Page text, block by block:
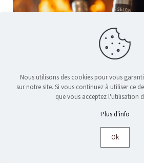
Nous utilisons des cookies pour vous
sur notre site. Si vous continuez à utiliser ce
que vous acceptez l'utilisation
Plus d'info
Ok